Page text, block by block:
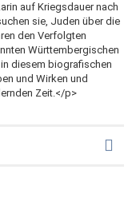
auf Kriegsdauer nach
sie, Juden über die
den Verfolgten
Württembergischen
diesem biografischen
und Wirken und
Zeit.</p>